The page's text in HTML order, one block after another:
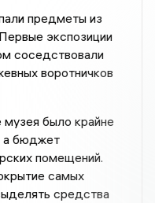
предметы из
экспозиции
соседствовали
воротничков
было крайне
а бюджет
помещений.
самых
средства